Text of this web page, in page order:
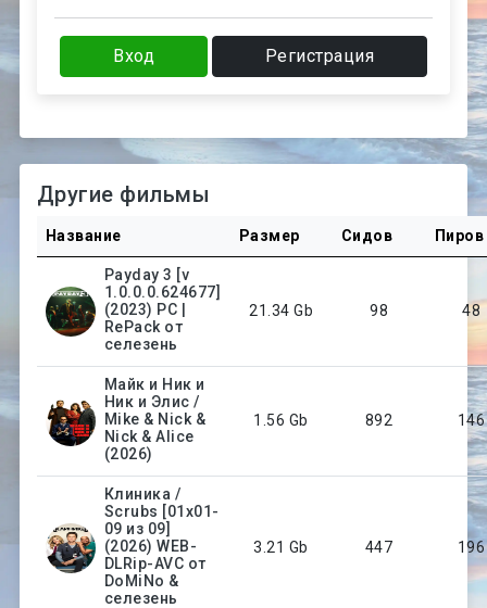
Вход Регистрация
Другие фильмы
Название Размер Сидов Пиров
Payday 3 [v
1.0.0.0.624677]
(2023) PC |
RePack от
селезень
21.34 Gb 98 48
Майк и Ник и
Ник и Элис /
Mike & Nick &
Nick & Alice
(2026)
1.56 Gb 892 146
Клиника /
Scrubs [01x01-
09 из 09]
(2026) WEB-
DLRip-AVC от
DoMiNo &
селезень
3.21 Gb 447 196